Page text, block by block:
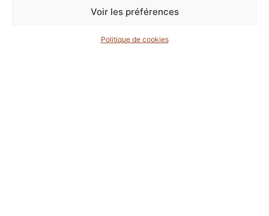
Voir les préférences
Politique de cookies
chambre avec balcon en hôtel de